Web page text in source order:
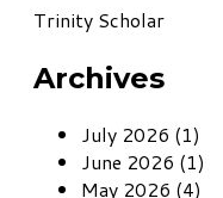
Trinity Scholar
Archives
July 2026 (1)
June 2026 (1)
May 2026 (4)